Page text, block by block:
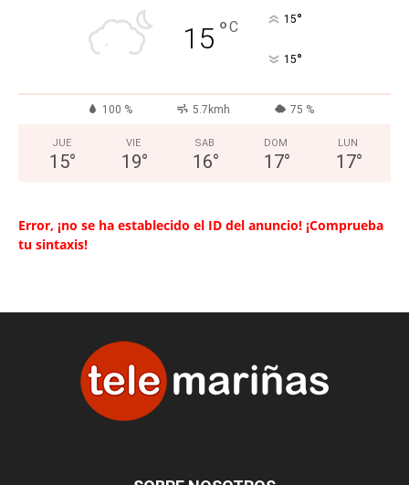
15 °C 15°
15°
100 % 5.7kmh 75 %
JUE
15°
VIE
19°
SAB
16°
DOM
17°
LUN
17°
Error, ¡no se ha establecido el ID del anuncio! ¡Comprueba
tu sintaxis!